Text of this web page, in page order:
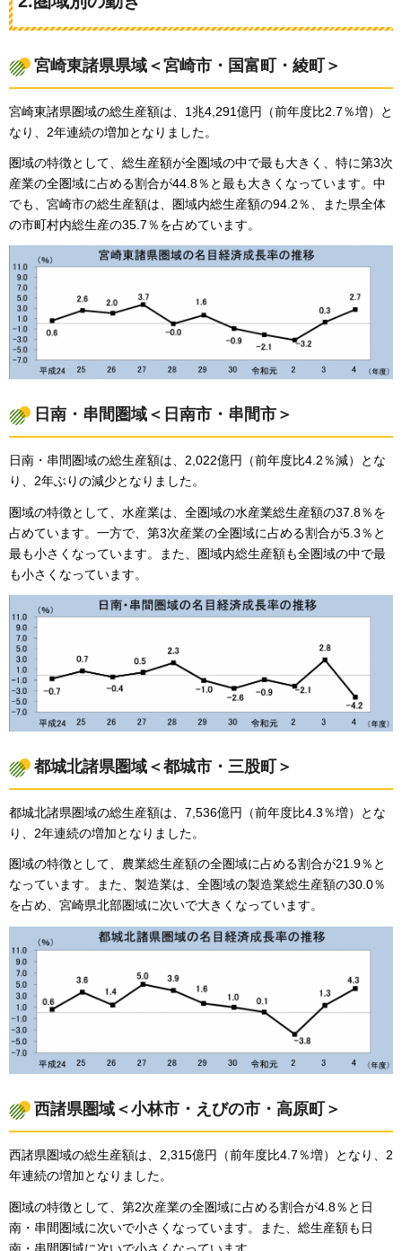
宮崎東諸県県域＜宮崎市・国富町・綾町＞
宮崎東諸県圏域の総生産額は、1兆4,291億円（前年度比2.7％増）と
なり、2年連続の増加となりました。
圏域の特徴として、総生産額が全圏域の中で最も大きく、特に第3次
産業の全圏域に占める割合が44.8％と最も大きくなっています。中
でも、宮崎市の総生産額は、圏域内総生産額の94.2％、また県全体
の市町村内総生産の35.7％を占めています。
日南・串間圏域＜日南市・串間市＞
日南・串間圏域の総生産額は、2,022億円（前年度比4.2％減）とな
り、2年ぶりの減少となりました。
圏域の特徴として、水産業は、全圏域の水産業総生産額の37.8％を
占めています。一方で、第3次産業の全圏域に占める割合が5.3％と
最も小さくなっています。また、圏域内総生産額も全圏域の中で最
も小さくなっています。
都城北諸県圏域＜都城市・三股町＞
都城北諸県圏域の総生産額は、7,536億円（前年度比4.3％増）とな
り、2年連続の増加となりました。
圏域の特徴として、農業総生産額の全圏域に占める割合が21.9％と
なっています。また、製造業は、全圏域の製造業総生産額の30.0％
を占め、宮崎県北部圏域に次いで大きくなっています。
西諸県圏域＜小林市・えびの市・高原町＞
西諸県圏域の総生産額は、2,315億円（前年度比4.7％増）となり、2
年連続の増加となりました。
圏域の特徴として、第2次産業の全圏域に占める割合が4.8％と日
南・串間圏域に次いで小さくなっています。また、総生産額も日
南・串間圏域に次いで小さくなっています。